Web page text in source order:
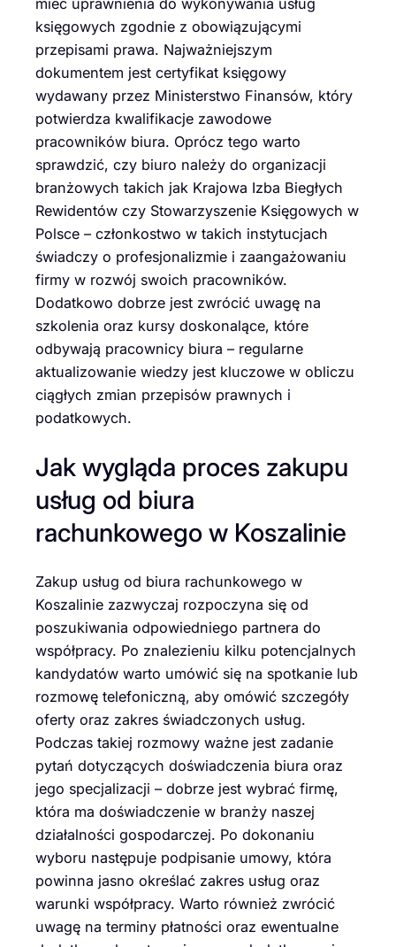
mieć uprawnienia do wykonywania usług
księgowych zgodnie z obowiązującymi
przepisami prawa. Najważniejszym
dokumentem jest certyfikat księgowy
wydawany przez Ministerstwo Finansów, który
potwierdza kwalifikacje zawodowe
pracowników biura. Oprócz tego warto
sprawdzić, czy biuro należy do organizacji
branżowych takich jak Krajowa Izba Biegłych
Rewidentów czy Stowarzyszenie Księgowych w
Polsce – członkostwo w takich instytucjach
świadczy o profesjonalizmie i zaangażowaniu
firmy w rozwój swoich pracowników.
Dodatkowo dobrze jest zwrócić uwagę na
szkolenia oraz kursy doskonalące, które
odbywają pracownicy biura – regularne
aktualizowanie wiedzy jest kluczowe w obliczu
ciągłych zmian przepisów prawnych i
podatkowych.
Jak wygląda proces zakupu
usług od biura
rachunkowego w Koszalinie
Zakup usług od biura rachunkowego w
Koszalinie zazwyczaj rozpoczyna się od
poszukiwania odpowiedniego partnera do
współpracy. Po znalezieniu kilku potencjalnych
kandydatów warto umówić się na spotkanie lub
rozmowę telefoniczną, aby omówić szczegóły
oferty oraz zakres świadczonych usług.
Podczas takiej rozmowy ważne jest zadanie
pytań dotyczących doświadczenia biura oraz
jego specjalizacji – dobrze jest wybrać firmę,
która ma doświadczenie w branży naszej
działalności gospodarczej. Po dokonaniu
wyboru następuje podpisanie umowy, która
powinna jasno określać zakres usług oraz
warunki współpracy. Warto również zwrócić
uwagę na terminy płatności oraz ewentualne